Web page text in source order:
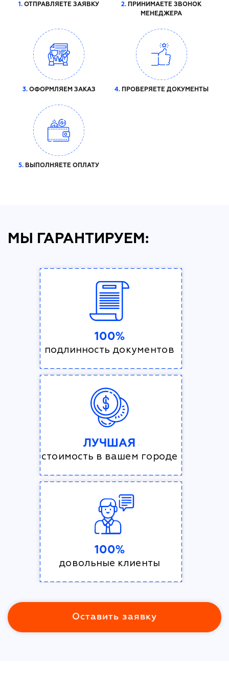
1. ОТПРАВЛЯЕТЕ ЗАЯВКУ 2. ПРИНИМАЕТЕ ЗВОНОК
МЕНЕДЖЕРА
3.ОФОРМЛЯЕМ ЗАКАЗ 4.ПРОВЕРЯЕТЕ ДОКУМЕНТЫ
5. ВЫПОЛНЯЕТЕ ОПЛАТУ
МЫ ГАРАНТИРУЕМ:
100%
подлинность документов
ЛУЧШАЯ
стоимость в вашем городе
100%
довольные клиенты
Оставить заявку